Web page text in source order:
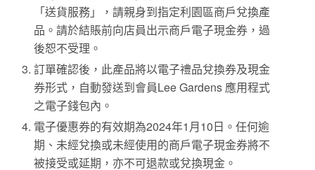
「送貨服務」，請親身到指定利園區商戶兌換產
品。請於結賬前向店員出示商戶電子現金券，過
後恕不受理。
訂單確認後，此產品將以電子禮品兌換券及現金
券形式，自動發送到會員Lee Gardens 應用程式
之電子錢包內。
電子優惠券的有效期為2024年1月10日。任何逾
期、未經兌換或未經使用的商戶電子現金券將不
被接受或延期，亦不可退款或兌換現金。